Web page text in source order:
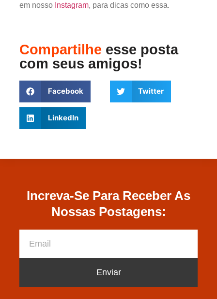
em nosso Instagram, para dicas como essa.
Compartilhe esse posta
com seus amigos!
Facebook Twitter
LinkedIn
Increva-Se Para Receber As
Nossas Postagens:
Enviar